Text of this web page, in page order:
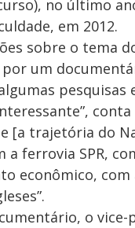
no último
em 2012.
sobre o tema
um
pesquisas
conta
[a trajetória do
a ferrovia SPR,
econômico, com
o